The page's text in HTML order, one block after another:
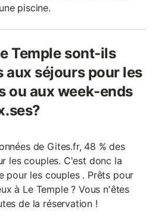
piscine.
Temple sont-ils
aux séjours pour les
ou aux week-ends
de Gites.fr, 48 % des
les couples. C'est donc la
pour les couples . Prêts pour
à Le Temple ? Vous n'êtes
de la réservation !